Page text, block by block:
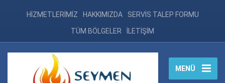
HİZMETLERİMİZ HAKKIMIZDA SERVİS TALEP FORMU
TÜM BÖLGELER İLETİŞİM
MENÜ